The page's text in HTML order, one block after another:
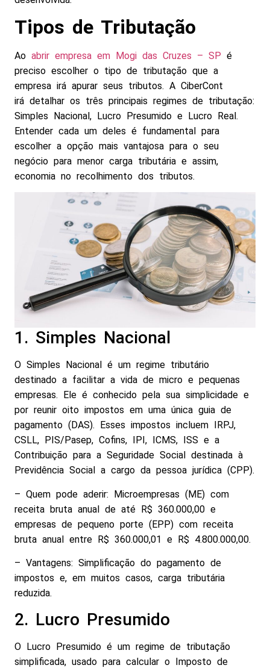
Tipos de Tributação
Ao abrir empresa em Mogi das Cruzes – SP é
preciso escolher o tipo de tributação que a
empresa irá apurar seus tributos. A CiberCont
irá detalhar os três principais regimes de tributação:
Simples Nacional, Lucro Presumido e Lucro Real.
Entender cada um deles é fundamental para
escolher a opção mais vantajosa para o seu
negócio para menor carga tributária e assim,
economia no recolhimento dos tributos.
1. Simples Nacional
O Simples Nacional é um regime tributário
destinado a facilitar a vida de micro e pequenas
empresas. Ele é conhecido pela sua simplicidade e
por reunir oito impostos em uma única guia de
pagamento (DAS). Esses impostos incluem IRPJ,
CSLL, PIS/Pasep, Cofins, IPI, ICMS, ISS e a
Contribuição para a Seguridade Social destinada à
Previdência Social a cargo da pessoa jurídica (CPP).
– Quem pode aderir: Microempresas (ME) com
receita bruta anual de até R$ 360.000,00 e
empresas de pequeno porte (EPP) com receita
bruta anual entre R$ 360.000,01 e R$ 4.800.000,00.
– Vantagens: Simplificação do pagamento de
impostos e, em muitos casos, carga tributária
reduzida.
2. Lucro Presumido
O Lucro Presumido é um regime de tributação
simplificada, usado para calcular o Imposto de